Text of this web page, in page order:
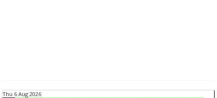
Thu 6 Aug 2026